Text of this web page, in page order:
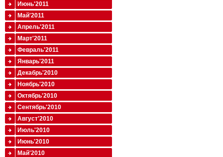
Июнь'2011
Май'2011
Апрель'2011
Март'2011
Февраль'2011
Январь'2011
Декабрь'2010
Ноябрь'2010
Октябрь'2010
Сентябрь'2010
Август'2010
Июль'2010
Июнь'2010
Май'2010